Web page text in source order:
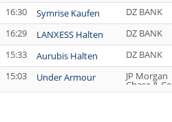
16:30
Symrise Kaufen
DZ BANK
16:29
LANXESS Halten
DZ BANK
15:33
Aurubis Halten
DZ BANK
15:03
Under Armour
JP Morgan
Chase & Co.